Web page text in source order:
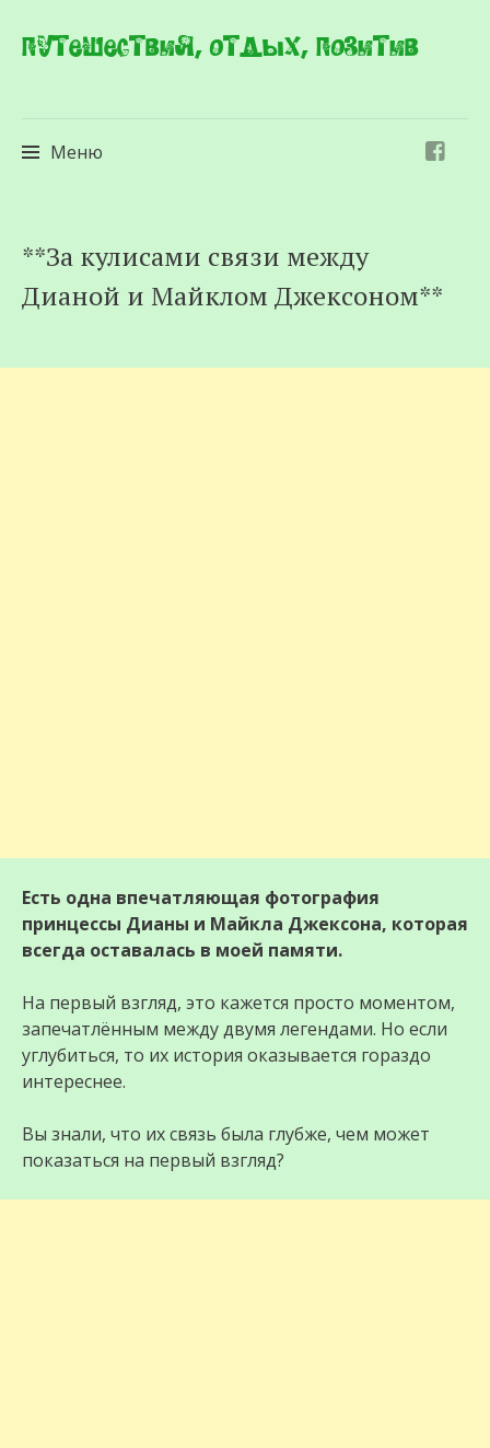
Путешествия, отдых, позитив
Меню
к
содержимому
**За кулисами связи между
Дианой и Майклом Джексоном**
Есть одна впечатляющая фотография
принцессы Дианы и Майкла Джексона, которая
всегда оставалась в моей памяти.
На первый взгляд, это кажется просто моментом,
запечатлённым между двумя легендами. Но если
углубиться, то их история оказывается гораздо
интереснее.
Вы знали, что их связь была глубже, чем может
показаться на первый взгляд?